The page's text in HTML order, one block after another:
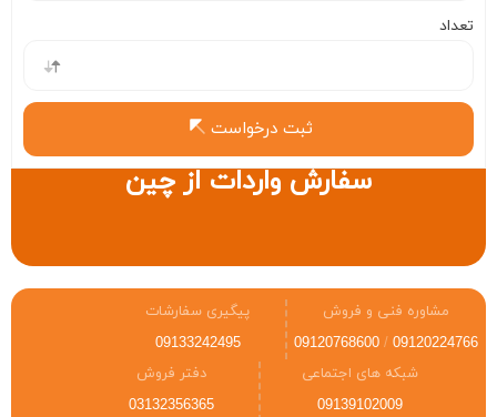
تعداد
ثبت درخواست
سفارش واردات از چین
مشاوره فنی و فروش
09120224766
/
09120768600
پیگیری سفارشات
09133242495
دفتر فروش
03132356365
شبکه های اجتماعی
09139102009